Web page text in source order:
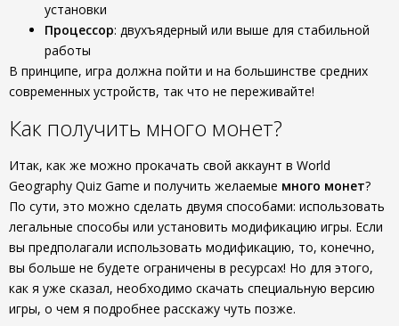
установки
Процессор: двухъядерный или выше для стабильной
работы
В принципе, игра должна пойти и на большинстве средних
современных устройств, так что не переживайте!
Как получить много монет?
Итак, как же можно прокачать свой аккаунт в World
Geography Quiz Game и получить желаемые много монет?
По сути, это можно сделать двумя способами: использовать
легальные способы или установить модификацию игры. Если
вы предполагали использовать модификацию, то, конечно,
вы больше не будете ограничены в ресурсах! Но для этого,
как я уже сказал, необходимо скачать специальную версию
игры, о чем я подробнее расскажу чуть позже.